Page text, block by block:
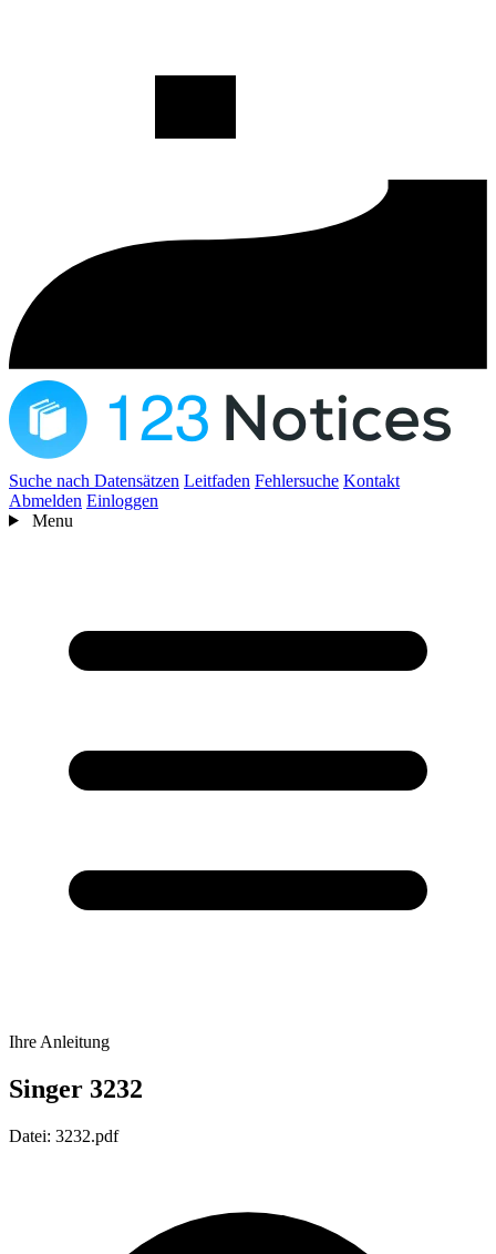
Suche nach Datensätzen Leitfaden Fehlersuche Kontakt
Abmelden Einloggen
Menu
Ihre Anleitung
Singer 3232
Datei: 3232.pdf